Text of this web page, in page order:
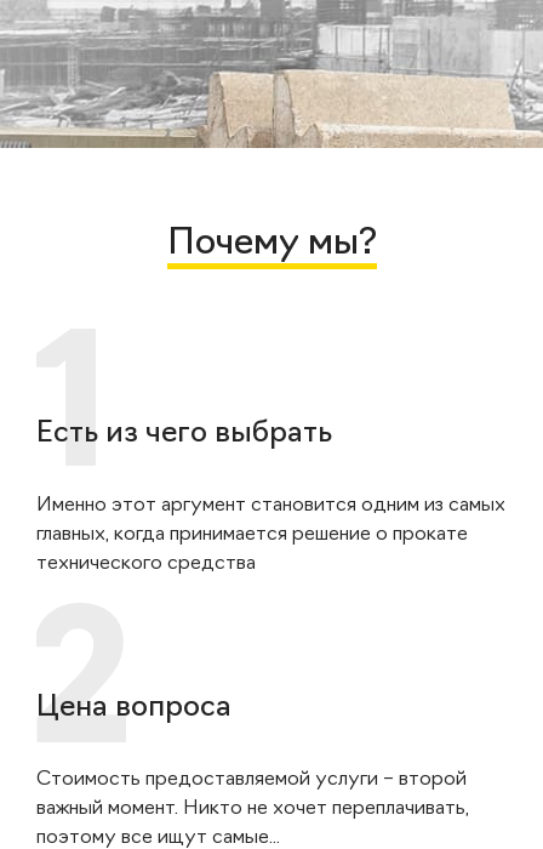
Почему мы?
Есть из чего выбрать
Именно этот аргумент становится одним из самых
главных, когда принимается решение о прокате
технического средства
Цена вопроса
Стоимость предоставляемой услуги – второй
важный момент. Никто не хочет переплачивать,
поэтому все ищут самые...